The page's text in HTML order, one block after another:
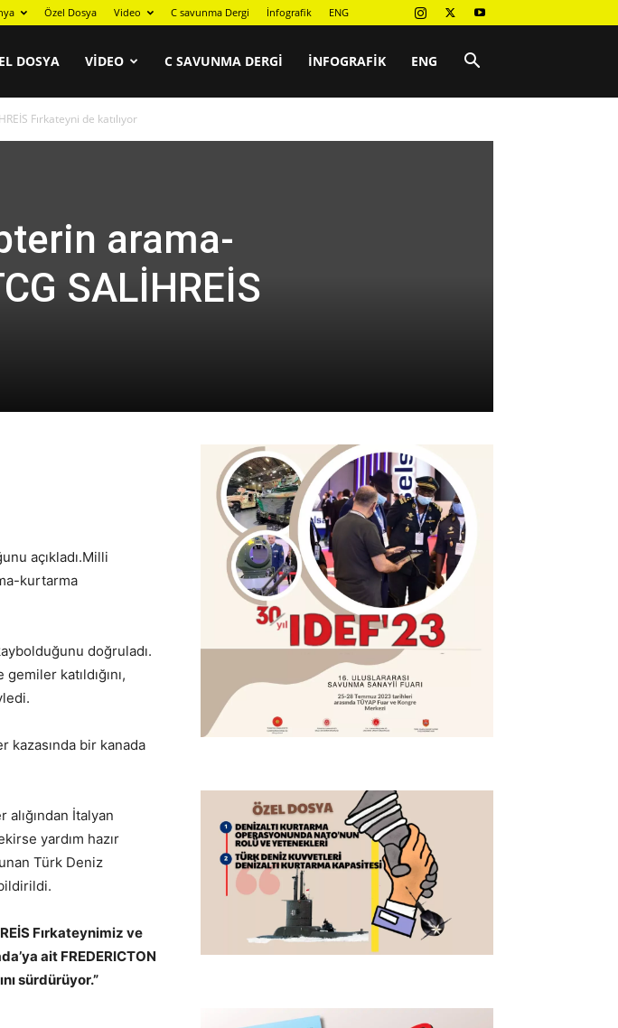
Özel Dosya Video C savunma Dergi İnfografik ENG
DOSYA VIDEO C SAVUNMA DERGI İNFOGRAFIK ENG
Fırkateyni de katılıyor
arama-
SALİHREİS
açıkladı.Milli
kurtarma
doğruladı.
katıldığını,
kazasında bir kanada
İtalyan
yardım hazır
Türk Deniz
Fırkateynimiz ve
ait FREDERICTON
sürdürüyor.”